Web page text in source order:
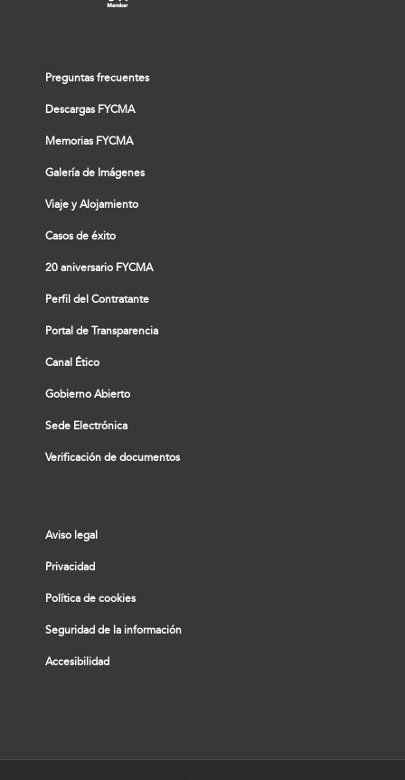
Preguntas frecuentes
Descargas FYCMA
Memorias FYCMA
Galería de Imágenes
Viaje y Alojamiento
Casos de éxito
20 aniversario FYCMA
Perfil del Contratante
Portal de Transparencia
Canal Ético
Gobierno Abierto
Sede Electrónica
Verificación de documentos
Aviso legal
Privacidad
Política de cookies
Seguridad de la información
Accesibilidad